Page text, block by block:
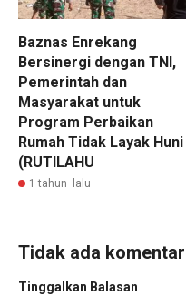
Baznas Enrekang
Bersinergi dengan TNI,
Pemerintah dan
Masyarakat untuk
Program Perbaikan
Rumah Tidak Layak Huni
(RUTILAHU
1 tahun lalu
Tidak ada komentar
Tinggalkan Balasan